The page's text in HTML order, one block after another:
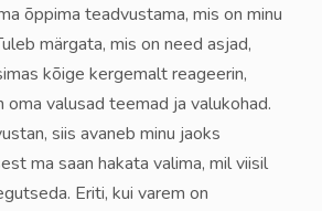
õppima teadvustama, mis on minu
märgata, mis on need asjad,
kõige kergemalt reageerin,
valusad teemad ja valukohad.
siis avaneb minu jaoks
ma saan hakata valima, mil viisil
Eriti, kui varem on